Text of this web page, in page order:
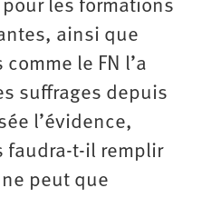
les formations
ainsi que
le FN l’a
suffrages depuis
l’évidence,
faudra-t-il remplir
peut que